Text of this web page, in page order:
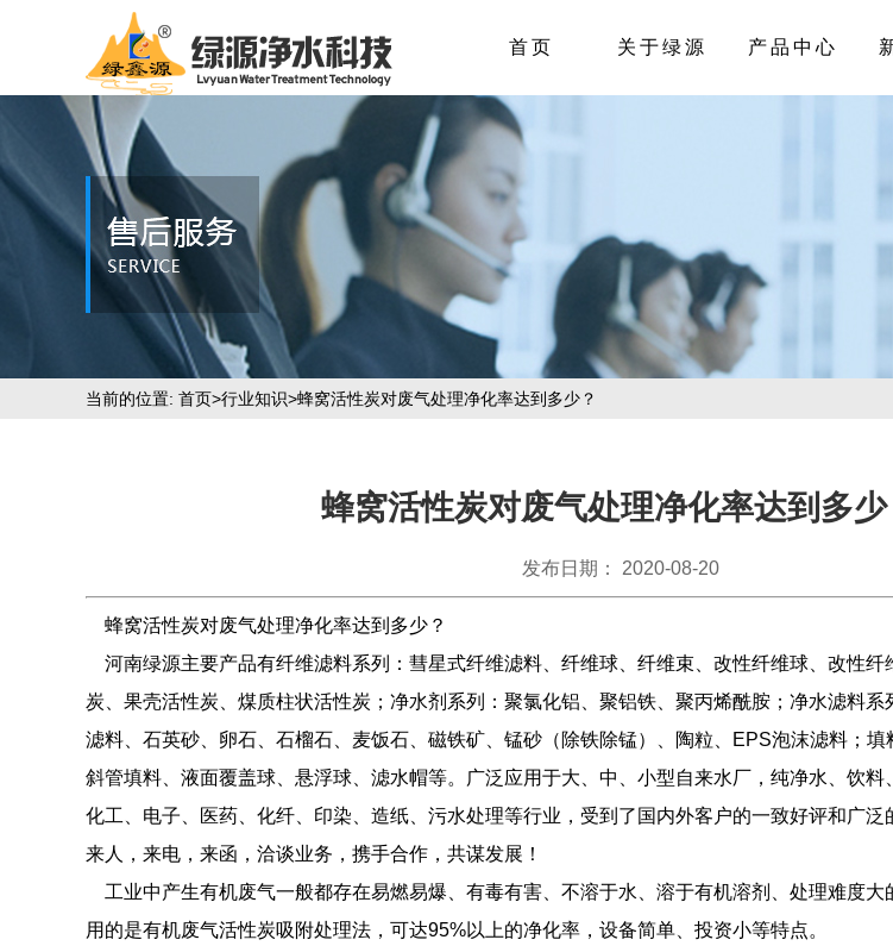
首页 关于绿源 产品中心
当前的位置: 首页>行业知识>蜂窝活性炭对废气处理净化率达到多少？
蜂窝活性炭对废气处理净化率达到多少
发布日期： 2020-08-20
蜂窝活性炭对废气处理净化率达到多少？
河南绿源主要产品有纤维滤料系列：彗星式纤维滤料、纤维球、纤维束、改性纤维球、改性纤
炭、果壳活性炭、煤质柱状活性炭；净水剂系列：聚氯化铝、聚铝铁、聚丙烯酰胺；净水滤料
滤料、石英砂、卵石、石榴石、麦饭石、磁铁矿、锰砂（除铁除锰）、陶粒、EPS泡沫滤料；
斜管填料、液面覆盖球、悬浮球、滤水帽等。广泛应用于大、中、小型自来水厂，纯净水、饮
化工、电子、医药、化纤、印染、造纸、污水处理等行业，受到了国内外客户的一致好评和广泛
来人，来电，来函，洽谈业务，携手合作，共谋发展！
工业中产生有机废气一般都存在易燃易爆、有毒有害、不溶于水、溶于有机溶剂、处理难度大
用的是有机废气活性炭吸附处理法，可达95%以上的净化率，设备简单、投资小等特点。